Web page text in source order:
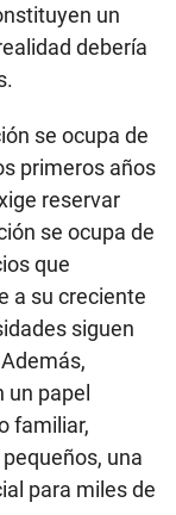
un
debería
se ocupa de
primeros años
reservar
se ocupa de
que
a su creciente
siguen
un papel
familiar,
una
para miles de